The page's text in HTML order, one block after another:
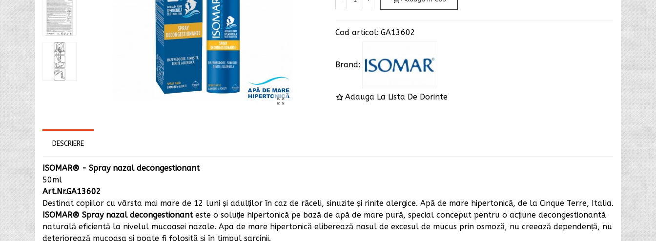
Cod articol: GA13602
Brand:
Adauga La Lista De Dorinte
DESCRIERE
ISOMAR® - Spray nazal decongestionant
50ml
Art.Nr.GA13602
Destinat copiilor cu vârsta mai mare de 12 luni și adulților în caz de răceli, sinuzite și rinite alergice. Apă de mare hipertonică, de la Cinque Terre, Italia.
ISOMAR® Spray nazal decongestionanteste o soluție hipertonică pe bază de apă de mare pură, special conceput pentru o acțiune decongestionantă
naturală eficientă la nivelul mucoasei nazale. Apa de mare hipertonică eliberează nasul de excesul de mucus prin osmoză, nu creează dependență, nu
deteriorează mucoasa și poate fi folosită și în timpul sarcinii.